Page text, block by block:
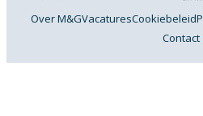
Over M&GVacaturesCookiebeleid
Contact